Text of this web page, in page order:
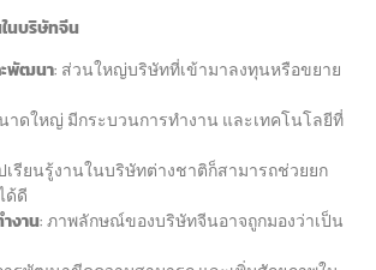
นบริษัทจีน
ะพัฒนา: ส่วนใหญ่บริษัทที่เข้ามาลงทุนหรือขยาย
าดใหญ่ มีกระบวนการทำงาน และเทคโนโลยีที่
เรียนรู้งานในบริษัทต่างชาติก็สามารถช่วยยก
ด้ดี
งาน: ภาพลักษณ์ของบริษัทจีนอาจถูกมองว่าเป็น